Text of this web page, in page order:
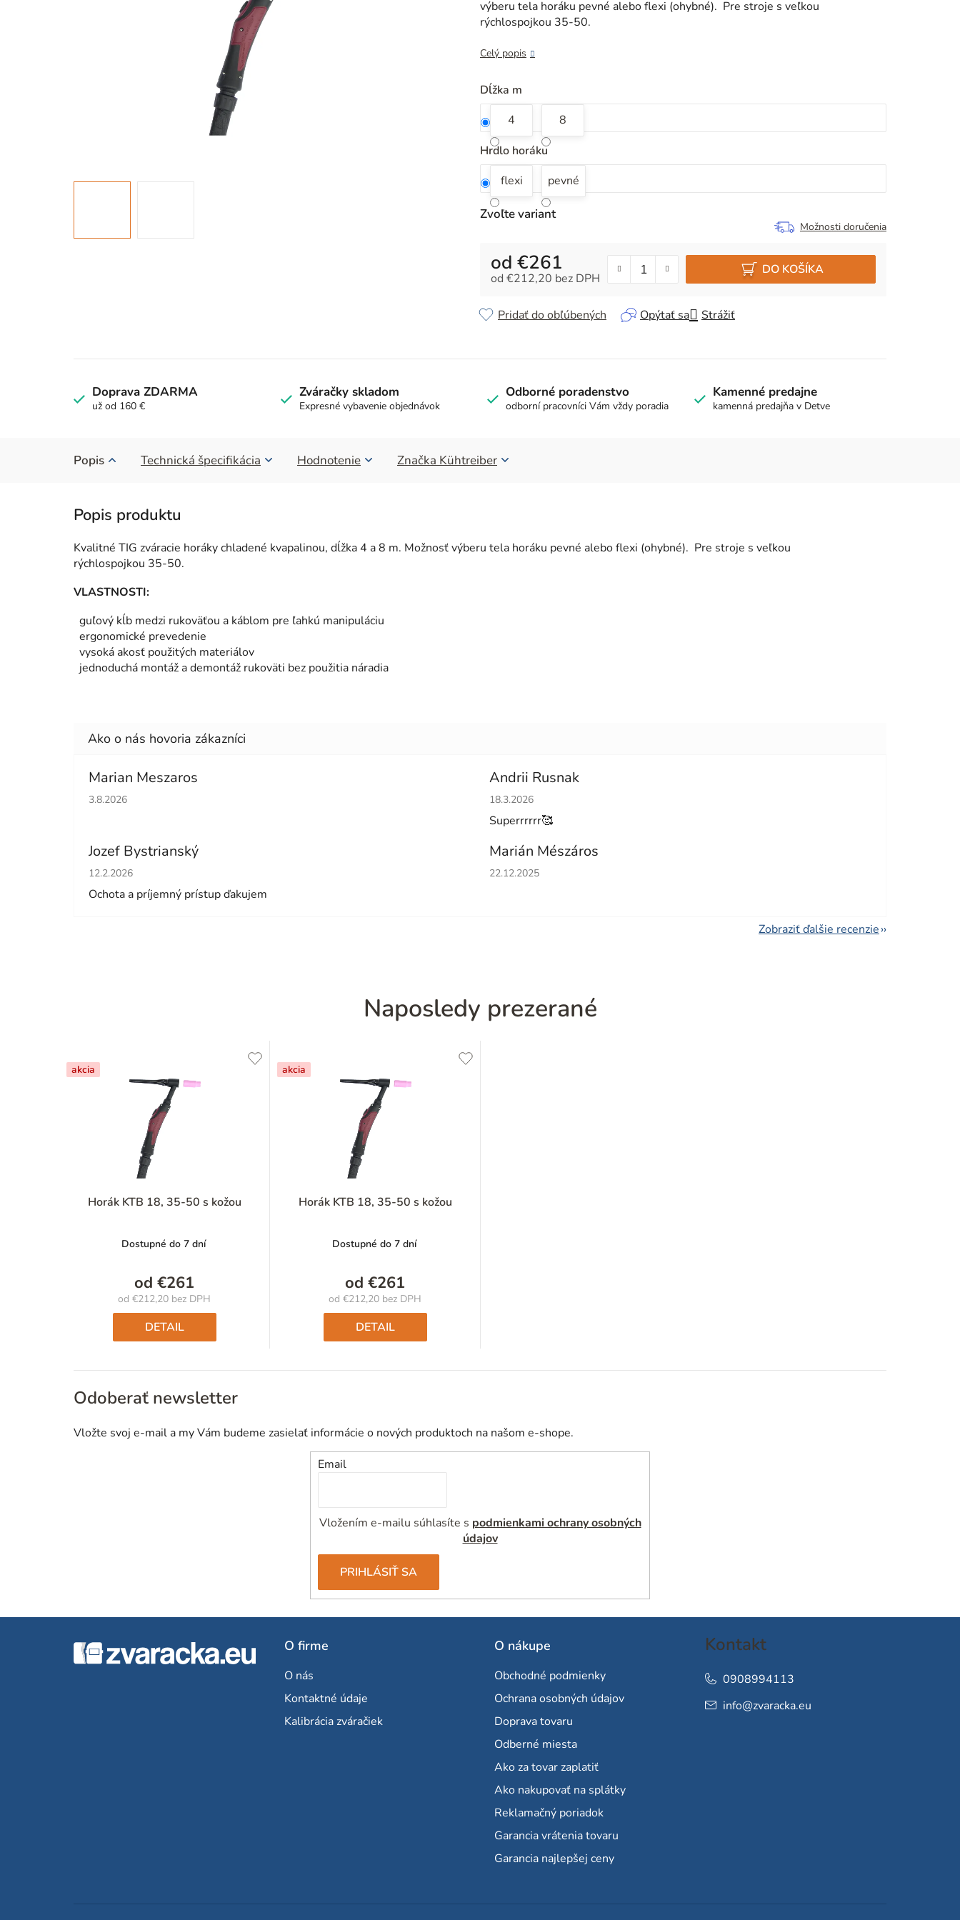
z
5
výberu tela horáku pevné alebo flexi (ohybné). Pre stroje s veľkou
rýchlospojkou 35-50.
Celý popis
Dĺžka m
4
8
Hrdlo horáku
flexi
pevné
Zvoľte variant
Možnosti doručenia
od €261
od €212,20 bez DPH
DO KOŠÍKA
Opýtať sa Strážiť
Pridať do obľúbených
Doprava ZDARMA
už od 160 €
Zváračky skladom
Expresné vybavenie objednávok
Odborné poradenstvo
odborní pracovníci Vám vždy poradia
Kamenné predajne
kamenná predajňa v Detve
Popis Technická špecifikácia Hodnotenie Značka Kühtreiber
Kvalitné TIG zváracie horáky chladené kvapalinou, dĺžka 4 a 8 m. Možnosť výberu tela horáku pevné alebo flexi (ohybné). Pre stroje s veľkou
rýchlospojkou 35-50.
VLASTNOSTI:
guľový kĺb medzi rukoväťou a káblom pre ľahkú manipuláciu
ergonomické prevedenie
vysoká akosť použitých materiálov
jednoduchá montáž a demontáž rukoväti bez použitia náradia
Marian Meszaros
Hodnotenie obchodu je 5 z 5 hviezdičiek.
3.8.2026
Andrii Rusnak
Hodnotenie obchodu je 5 z 5 hviezdičiek.
18.3.2026
Superrrrrr🥰
Jozef Bystrianský
Hodnotenie obchodu je 5 z 5 hviezdičiek.
12.2.2026
Ochota a príjemný prístup ďakujem
Marián Mészáros
Hodnotenie obchodu je 5 z 5 hviezdičiek.
22.12.2025
Zobraziť ďalšie recenzie
Naposledy prezerané
akcia
Horák KTB 18, 35-50 s kožou
Dostupné do 7 dní
od €261
od €212,20 bez DPH
Jednotková
cena:
DETAIL
akcia
Horák KTB 18, 35-50 s kožou
Dostupné do 7 dní
od €261
od €212,20 bez DPH
Jednotková
cena:
DETAIL
Odoberať newsletter
Vložte svoj e-mail a my Vám budeme zasielať informácie o nových produktoch na našom e-shope.
Email
Vložením e-mailu súhlasíte s podmienkami ochrany osobných
údajov
PRIHLÁSIŤ SA
O firme
O nás
Kontaktné údaje
Kalibrácia zváračiek
O nákupe
Obchodné podmienky
Ochrana osobných údajov
Doprava tovaru
Odberné miesta
Ako za tovar zaplatiť
Ako nakupovať na splátky
Reklamačný poriadok
Garancia vrátenia tovaru
Garancia najlepšej ceny
Kontakt
info@zvaracka.eu
0908994113